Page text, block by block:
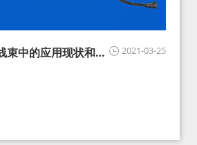
2021-03-25
束中的应用现状和展